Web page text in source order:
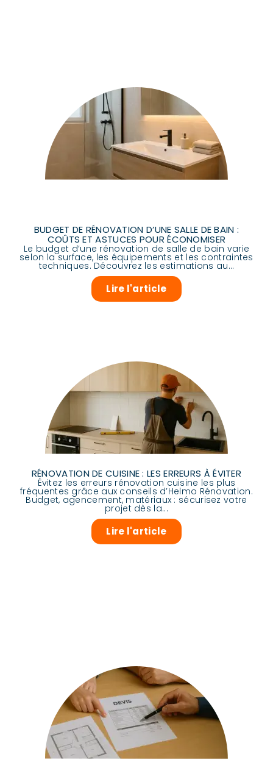
BUDGET DE RÉNOVATION D’UNE SALLE DE BAIN :
COÛTS ET ASTUCES POUR ÉCONOMISER
Le budget d’une rénovation de salle de bain varie
selon la surface, les équipements et les contraintes
techniques. Découvrez les estimations au...
Lire l'article
RÉNOVATION DE CUISINE : LES ERREURS À ÉVITER
Évitez les erreurs rénovation cuisine les plus
fréquentes grâce aux conseils d’Helmo Rénovation.
Budget, agencement, matériaux : sécurisez votre
projet dès la...
Lire l'article